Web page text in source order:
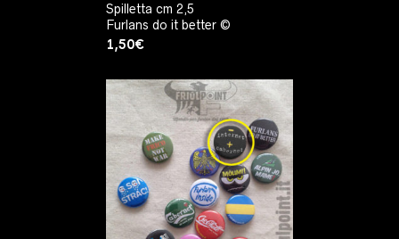
Spilletta cm 2,5
Furlans do it better ©
1,50€